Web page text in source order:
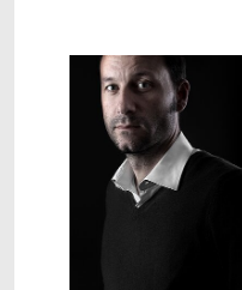
Show larger version